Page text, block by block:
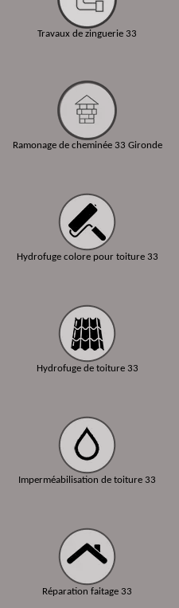
Travaux de zinguerie 33
Ramonage de cheminée 33 Gironde
Hydrofuge colore pour toiture 33
Hydrofuge de toiture 33
Imperméabilisation de toiture 33
Réparation faitage 33